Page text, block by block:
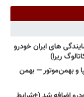
های ایران خودرو
ریرا)
و بهمن‌موتور — بهمن